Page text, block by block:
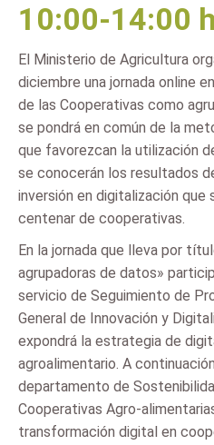
10:00-14:00
El Ministerio de Agricultura
diciembre una jornada online
de las Cooperativas como
se pondrá en común de la
que favorezcan la utilización
se conocerán los resultados
inversión en digitalización que
centenar de cooperativas.
En la jornada que lleva por
agrupadoras de datos»
servicio de Seguimiento de
General de Innovación y
expondrá la estrategia de
agroalimentario. A
departamento de
Cooperativas Agro-
transformación digital en